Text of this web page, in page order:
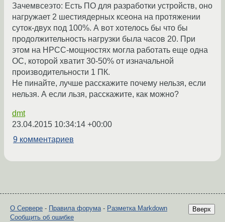
Зачемвсеэто: Есть ПО для разработки устройств, оно
нагружает 2 шестиядерных ксеона на протяжении
суток-двух под 100%. А вот хотелось бы что бы
продолжительность нагрузки была часов 20. При
этом на HPCC-мощностях могла работать еще одна
ОС, которой хватит 30-50% от изначальной
производительности 1 ПК.
Не пинайте, лучше расскажите почему нельзя, если
нельзя. А если льзя, расскажите, как можно?
dmt
23.04.2015 10:34:14 +00:00
9 комментариев
Вверх
О Сервере - Правила форума- Разметка Markdown
Сообщить об ошибке